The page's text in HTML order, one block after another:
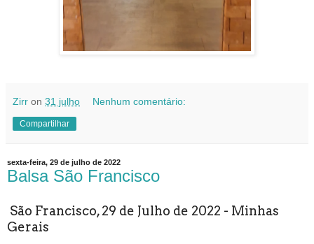
Zirr on 31 julho Nenhum comentário:
Compartilhar
sexta-feira, 29 de julho de 2022
Balsa São Francisco
São Francisco, 29 de Julho de 2022 - Minhas
Gerais